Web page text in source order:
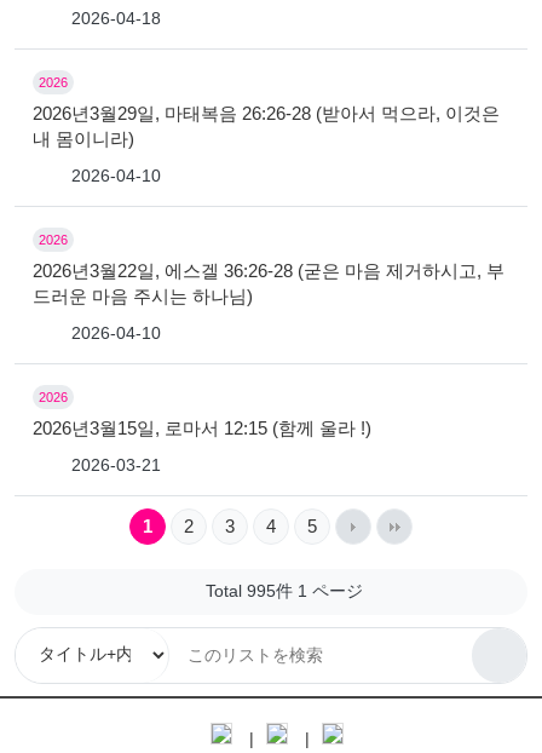
2026-04-18
2026
2026년3월29일, 마태복음 26:26-28 (받아서 먹으라, 이것은
내 몸이니라)
2026-04-10
2026
2026년3월22일, 에스겔 36:26-28 (굳은 마음 제거하시고, 부
드러운 마음 주시는 하나님)
2026-04-10
2026
2026년3월15일, 로마서 12:15 (함께 울라 !)
2026-03-21
1 2 3 4 5
Total 995件1 ページ